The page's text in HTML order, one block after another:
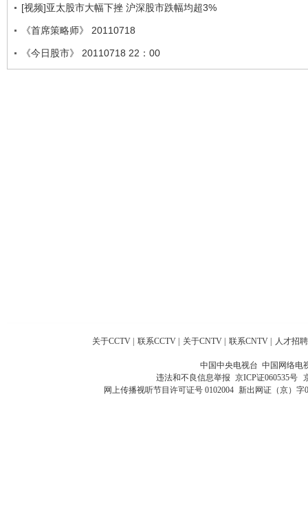
[视频]亚太股市大幅下挫 沪深股市跌幅均超3%
《首席策略师》 20110718
《今日股市》 20110718 22：00
关于CCTV 联系CCTV 关于CNTV 联系CNTV 人才招聘
中国中央电视台 中国网络电
违法和不良信息举报 京ICP证060535号
网上传播视听节目许可证号 0102004 新出网证（京）